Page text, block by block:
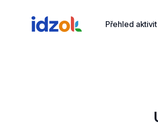
Přehled aktivit